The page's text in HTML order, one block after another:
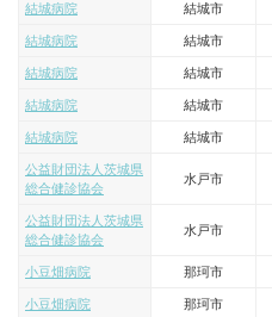
結城病院 結城市
結城病院 結城市
結城病院 結城市
結城病院 結城市
結城病院 結城市
公益財団法人茨城県
総合健診協会
水戸市
公益財団法人茨城県
総合健診協会
水戸市
小豆畑病院 那珂市
小豆畑病院 那珂市